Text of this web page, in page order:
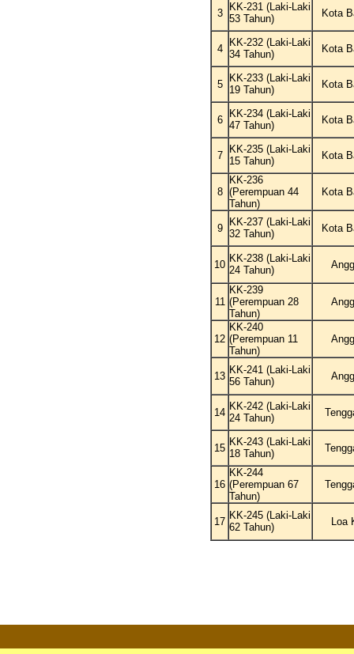
3
KK-231 (Laki-Laki
53 Tahun)
Kota
4
KK-232 (Laki-Laki
34 Tahun)
Kota
5
KK-233 (Laki-Laki
19 Tahun)
Kota
6
KK-234 (Laki-Laki
47 Tahun)
Kota
7
KK-235 (Laki-Laki
15 Tahun)
Kota
8
KK-236
(Perempuan 44
Tahun)
Kota
9
KK-237 (Laki-Laki
32 Tahun)
Kota
10
KK-238 (Laki-Laki
24 Tahun)
11
KK-239
(Perempuan 28
Tahun)
12
KK-240
(Perempuan 11
Tahun)
13
KK-241 (Laki-Laki
56 Tahun)
14
KK-242 (Laki-Laki
24 Tahun)
15
KK-243 (Laki-Laki
18 Tahun)
16
KK-244
(Perempuan 67
Tahun)
17
KK-245 (Laki-Laki
62 Tahun)
Loa